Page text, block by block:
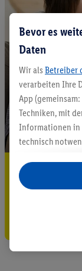
5.95
Bevor es
Daten
Wir als Betreiber
verarbeiten Ihre
App
Techniken, mit
Informationen in
technisch
auch durch
Verantwortliche;
insgesamt
Statistik-